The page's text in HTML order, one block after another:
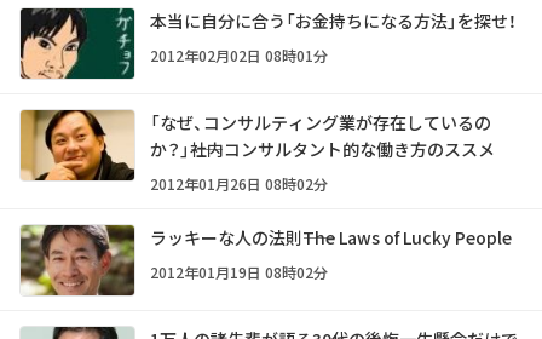
本当に自分に合う「お金持ちになる方法」を探せ！
2012年02月02日 08時01分
「なぜ、コンサルティング業が存在しているの
か？」――社内コンサルタント的な働き方のススメ
2012年01月26日 08時02分
ラッキーな人の法則――The Laws of Lucky People
2012年01月19日 08時02分